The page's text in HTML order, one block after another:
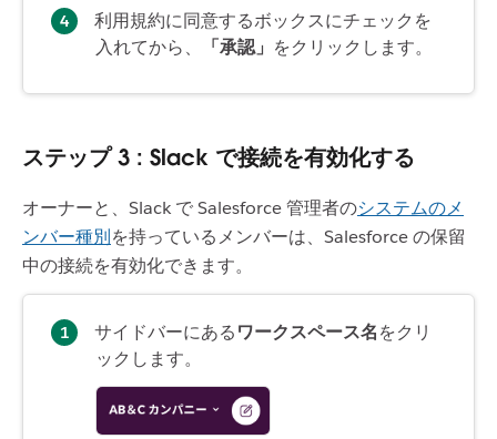
利用規約に同意するボックスにチェックを
入れてから、
「承認」 をクリックします。
ステップ 3 : Slack で接続を有効化する
オーナーと、Slack で Salesforce 管理者のシステムのメ
ンバー種別を持っているメンバーは、Salesforce の保留
中の接続を有効化できます。
サイドバーにあるワークスペース名をクリ
ックします。